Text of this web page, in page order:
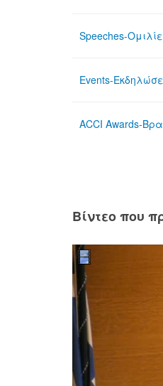
Speeches-
Events-
ACCI Awards-
Βίντεο που